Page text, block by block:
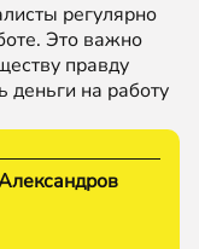
регулярно
Это важно
правду
деньги на работу